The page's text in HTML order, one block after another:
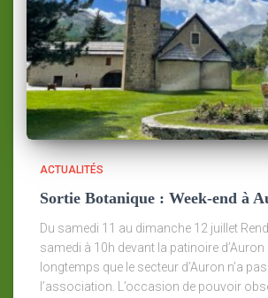
ACTUALITÉS
Sortie Botanique : Week-end à
Du samedi 11 au dimanche 12 juillet
samedi à 10h devant la patinoire d’Auron
longtemps que le secteur d’Auron n’a
l’association. L’occasion de pouvoir